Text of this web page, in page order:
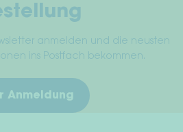
anmelden und die neusten
ins Postfach bekommen.
Anmeldung